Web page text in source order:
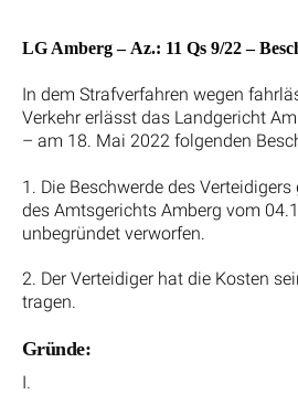
LG Amberg – Az.: 11 Qs 9/22 –
In dem Strafverfahren wegen
Verkehr erlässt das Landgericht
– am 18. Mai 2022 folgenden
1. Die Beschwerde des
des Amtsgerichts Amberg vom
unbegründet verworfen.
2. Der Verteidiger hat die Kosten
tragen.
Gründe:
I.